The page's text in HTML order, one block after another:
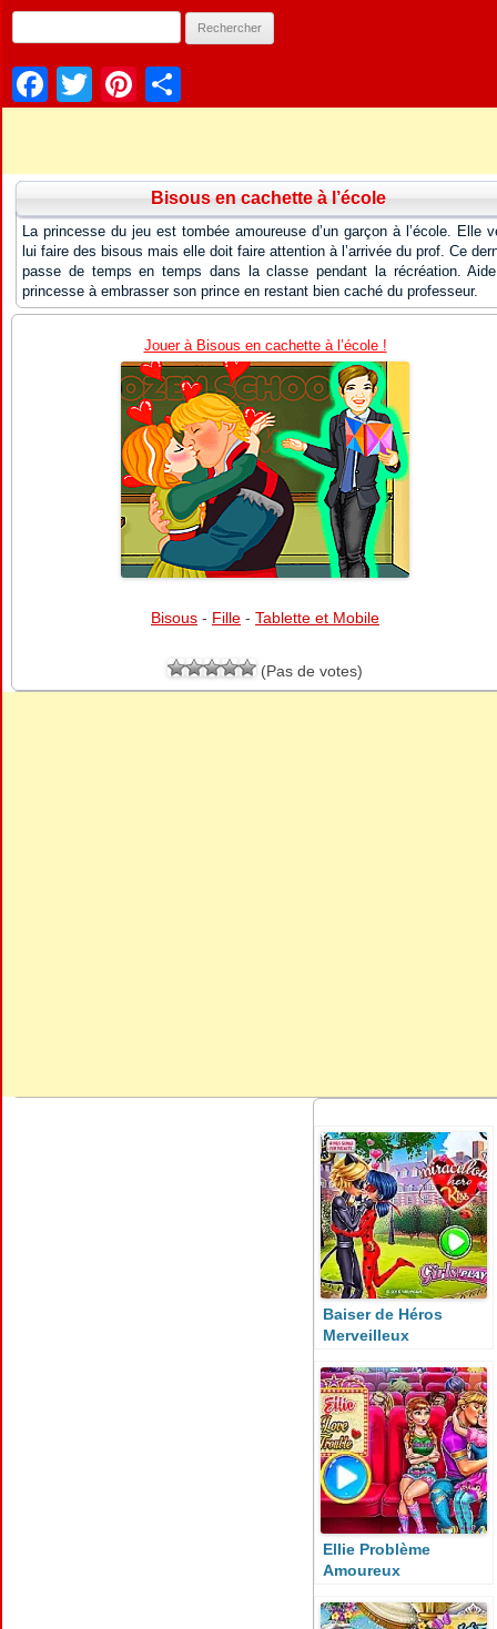
Facebook
TwitterPinterest
Bisous en cachette à l’école
La princesse du jeu est tombée amoureuse d’un garçon à l’école. Elle
lui faire des bisous mais elle doit faire attention à l’arrivée du prof. Ce
passe de temps en temps dans la classe pendant la récréation.
princesse à embrasser son prince en restant bien caché du professeur.
Jouer à Bisous en cachette à l’école !
Bisous - Fille - Tablette et Mobile
(Pas de votes)
Baiser de Héros
Merveilleux
Ellie Problème
Amoureux